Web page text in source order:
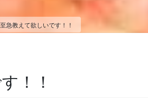
至急教えて欲しいです！！
！！